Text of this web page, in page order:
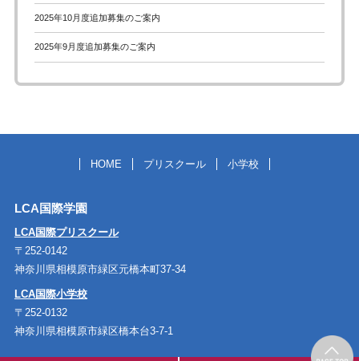
2025年10月度追加募集のご案内
2025年9月度追加募集のご案内
HOME プリスクール 小学校
LCA国際学園
LCA国際プリスクール
〒252-0142
神奈川県相模原市緑区元橋本町37-34
LCA国際小学校
〒252-0132
神奈川県相模原市緑区橋本台3-7-1